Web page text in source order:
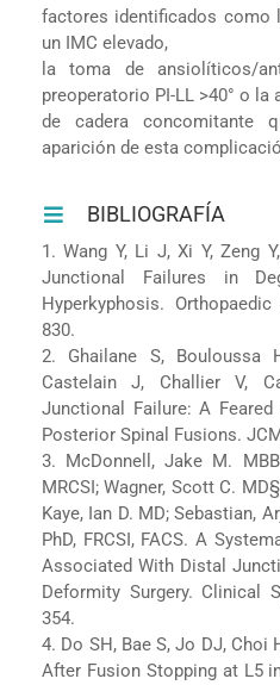
factores identificados como
un IMC elevado,
la toma de ansiolíticos/
preoperatorio PI-LL >40° o la
de cadera concomitante
aparición de esta
BIBLIOGRAFÍA
1. Wang Y, Li J, Xi Y, Zeng
Junctional Failures in
Hyperkyphosis.
830.
2. Ghailane S, Bouloussa
Castelain J, Challier V,
Junctional Failure: A
Posterior Spinal Fusions.
3. McDonnell, Jake M.
MRCSI; Wagner, Scott C.
Kaye, Ian D. MD; Sebastian,
PhD, FRCSI, FACS. A
Associated With Distal
Deformity Surgery. Clinical
354.
4. Do SH, Bae S, Jo DJ,
After Fusion Stopping at L5